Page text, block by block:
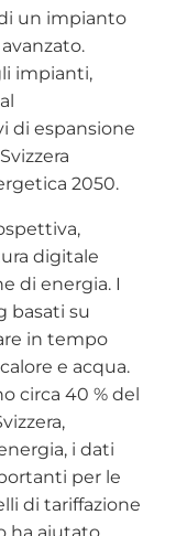
un impianto
impianti,
di espansione
2050.
digitale
di energia. I
basati su
in tempo
e acqua.
circa 40 % del
i dati
per le
di tariffazione